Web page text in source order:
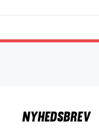
Nyhedsbrev